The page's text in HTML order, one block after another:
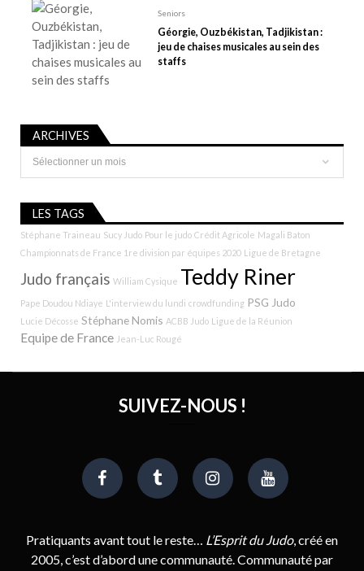
Seniors
Géorgie, Ouzbékistan, Tadjikistan :
jeu de chaises musicales au sein des
staffs
ARCHIVES
Archives
LES TAGS
Stéphane Traineau Sucy Judo Pour le judo Crédit Agricole Magali Baton
Championnats de France 1re division par équipes 2020 Ligue de Bretagne
Judo français William Cysique Teddy Riner
Pape Doudou Ndiaye L'interview du lundi crowdfunding PSG Judo
Lucie Décosse Stéphane Nomis ACBB Judo Ligue de la Réunion
Equipe de France Jean-Luc Rougé
SUIVEZ-NOUS !
Pratiquants avant tout le reste… L’Esprit du Judo, créé en
2005, c’est d’abord une communauté. Communauté par